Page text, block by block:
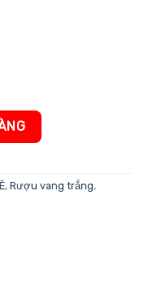
Sauvignon Blanc số
, Rượu vang trắng,